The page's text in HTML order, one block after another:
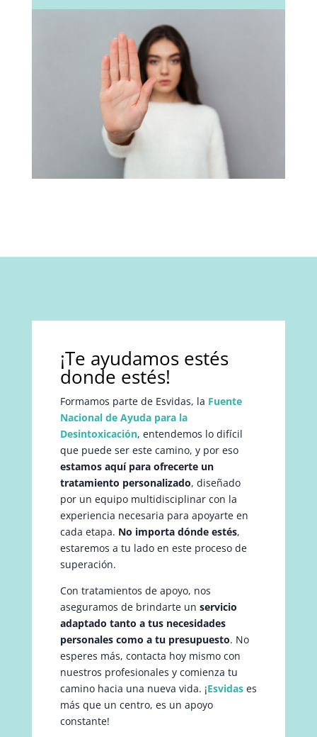
¡Te ayudamos estés
donde estés!
Formamos parte de Esvidas, la Fuente
Nacional de Ayuda para la
Desintoxicación, entendemos lo difícil
que puede ser este camino, y por eso
estamos aquí para ofrecerte un
tratamiento personalizado, diseñado
por un equipo multidisciplinar con la
experiencia necesaria para apoyarte en
cada etapa. No importa dónde estés,
estaremos a tu lado en este proceso de
superación.
Con tratamientos de apoyo, nos
aseguramos de brindarte un servicio
adaptado tanto a tus necesidades
personales como a tu presupuesto. No
esperes más, contacta hoy mismo con
nuestros profesionales y comienza tu
camino hacia una nueva vida. ¡Esvidas es
más que un centro, es un apoyo
constante!